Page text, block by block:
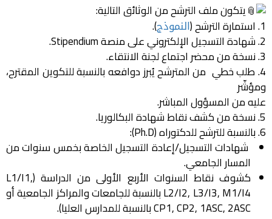
يتكون ملف الترشح من الوثائق التالية:
1. استمارة الترشح (
النموذج).
2. شهادة التسجيل الإلكتروني على منصة Stipendium.
3. نسخة من محضر اجتماع لجنة الانتقاء.
4. طلب خطي من المترشح يُبرز دوافعه بالنسبة للتكوين المقترح،
ومؤشّر
عليه من المسؤول المباشر.
5. نسخة من كشف نقاط شهادة البكالوريا.
6. بالنسبة للترشح للدكتوراه (Ph.D):
شهادات التسجيل/إعادة التسجيل الخاصة بخمس سنوات من
المسار الجامعي.
كشوف نقاط السنوات الأربع الأولى من الدراسة (L1/I1,
L2/I2, L3/I3, M1/I4 بالنسبة للجامعات والمراكز الجامعية أو
CP1, CP2, 1ASC, 2ASC بالنسبة للمدارس العليا).